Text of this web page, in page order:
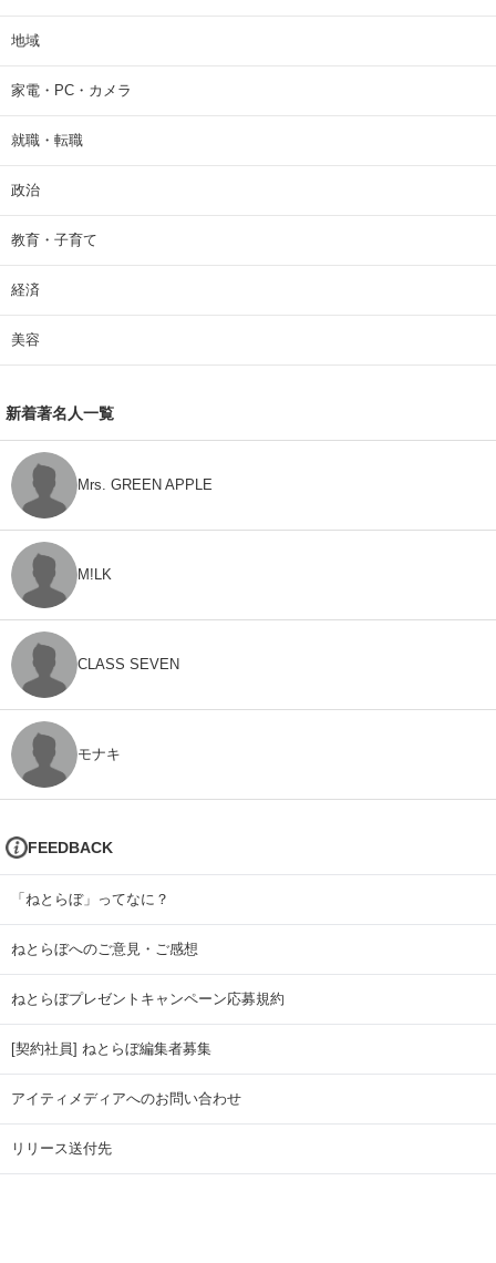
地域
家電・PC・カメラ
就職・転職
政治
教育・子育て
経済
美容
新着著名人一覧
Mrs. GREEN APPLE
M!LK
CLASS SEVEN
モナキ
FEEDBACK
「ねとらぼ」ってなに？
ねとらぼへのご意見・ご感想
ねとらぼプレゼントキャンペーン応募規約
[契約社員] ねとらぼ編集者募集
アイティメディアへのお問い合わせ
リリース送付先